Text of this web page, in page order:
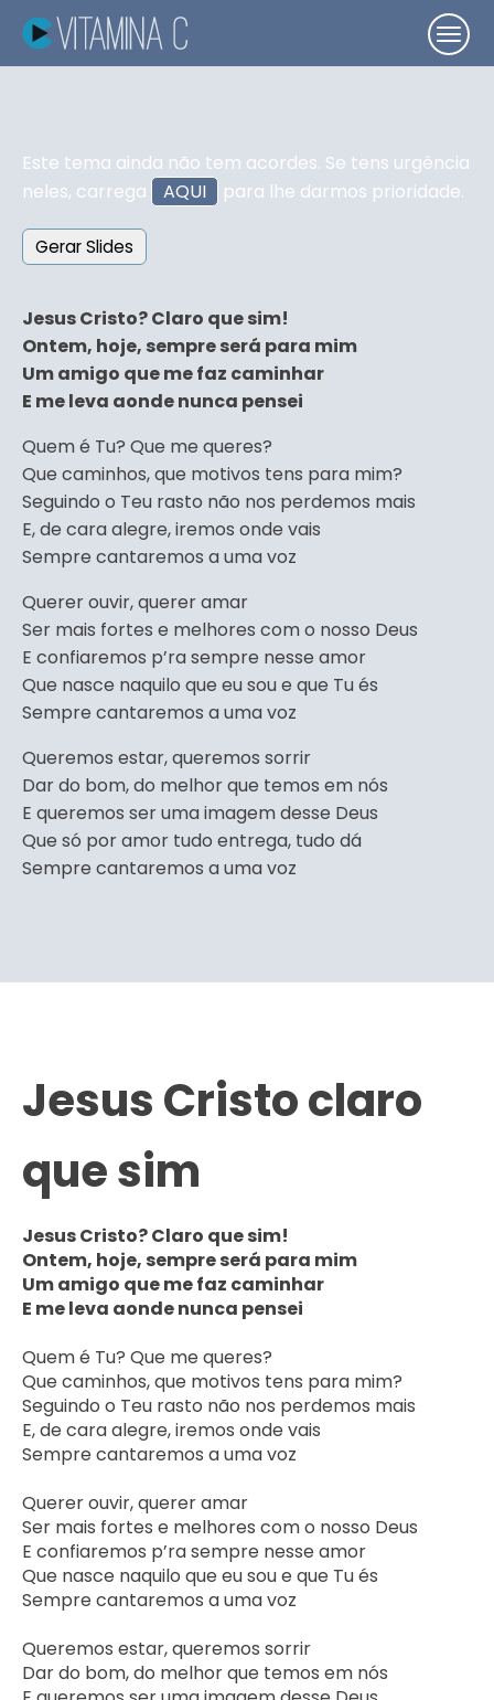
Este tema ainda não tem acordes. Se tens urgência
neles, carrega
AQUI para lhe darmos prioridade.
Gerar Slides
Jesus Cristo? Claro que sim!
Ontem, hoje, sempre será para mim
Um amigo que me faz caminhar
E me leva aonde nunca pensei
Quem é Tu? Que me queres?
Que caminhos, que motivos tens para mim?
Seguindo o Teu rasto não nos perdemos mais
E, de cara alegre, iremos onde vais
Sempre cantaremos a uma voz
Querer ouvir, querer amar
Ser mais fortes e melhores com o nosso Deus
E confiaremos p’ra sempre nesse amor
Que nasce naquilo que eu sou e que Tu és
Sempre cantaremos a uma voz
Queremos estar, queremos sorrir
Dar do bom, do melhor que temos em nós
E queremos ser uma imagem desse Deus
Que só por amor tudo entrega, tudo dá
Sempre cantaremos a uma voz
Jesus Cristo claro
que sim
Jesus Cristo? Claro que sim!
Ontem, hoje, sempre será para mim
Um amigo que me faz caminhar
E me leva aonde nunca pensei
Quem é Tu? Que me queres?
Que caminhos, que motivos tens para mim?
Seguindo o Teu rasto não nos perdemos mais
E, de cara alegre, iremos onde vais
Sempre cantaremos a uma voz
Querer ouvir, querer amar
Ser mais fortes e melhores com o nosso Deus
E confiaremos p’ra sempre nesse amor
Que nasce naquilo que eu sou e que Tu és
Sempre cantaremos a uma voz
Queremos estar, queremos sorrir
Dar do bom, do melhor que temos em nós